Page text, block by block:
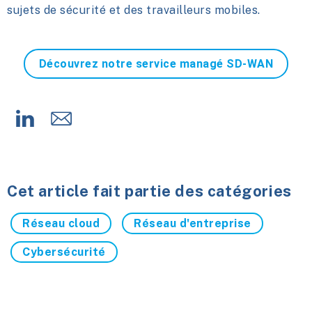
sujets de sécurité et des travailleurs mobiles.
Découvrez notre service managé SD-WAN
Cet article fait partie des catégories
Réseau cloud Réseau d'entreprise
Cybersécurité